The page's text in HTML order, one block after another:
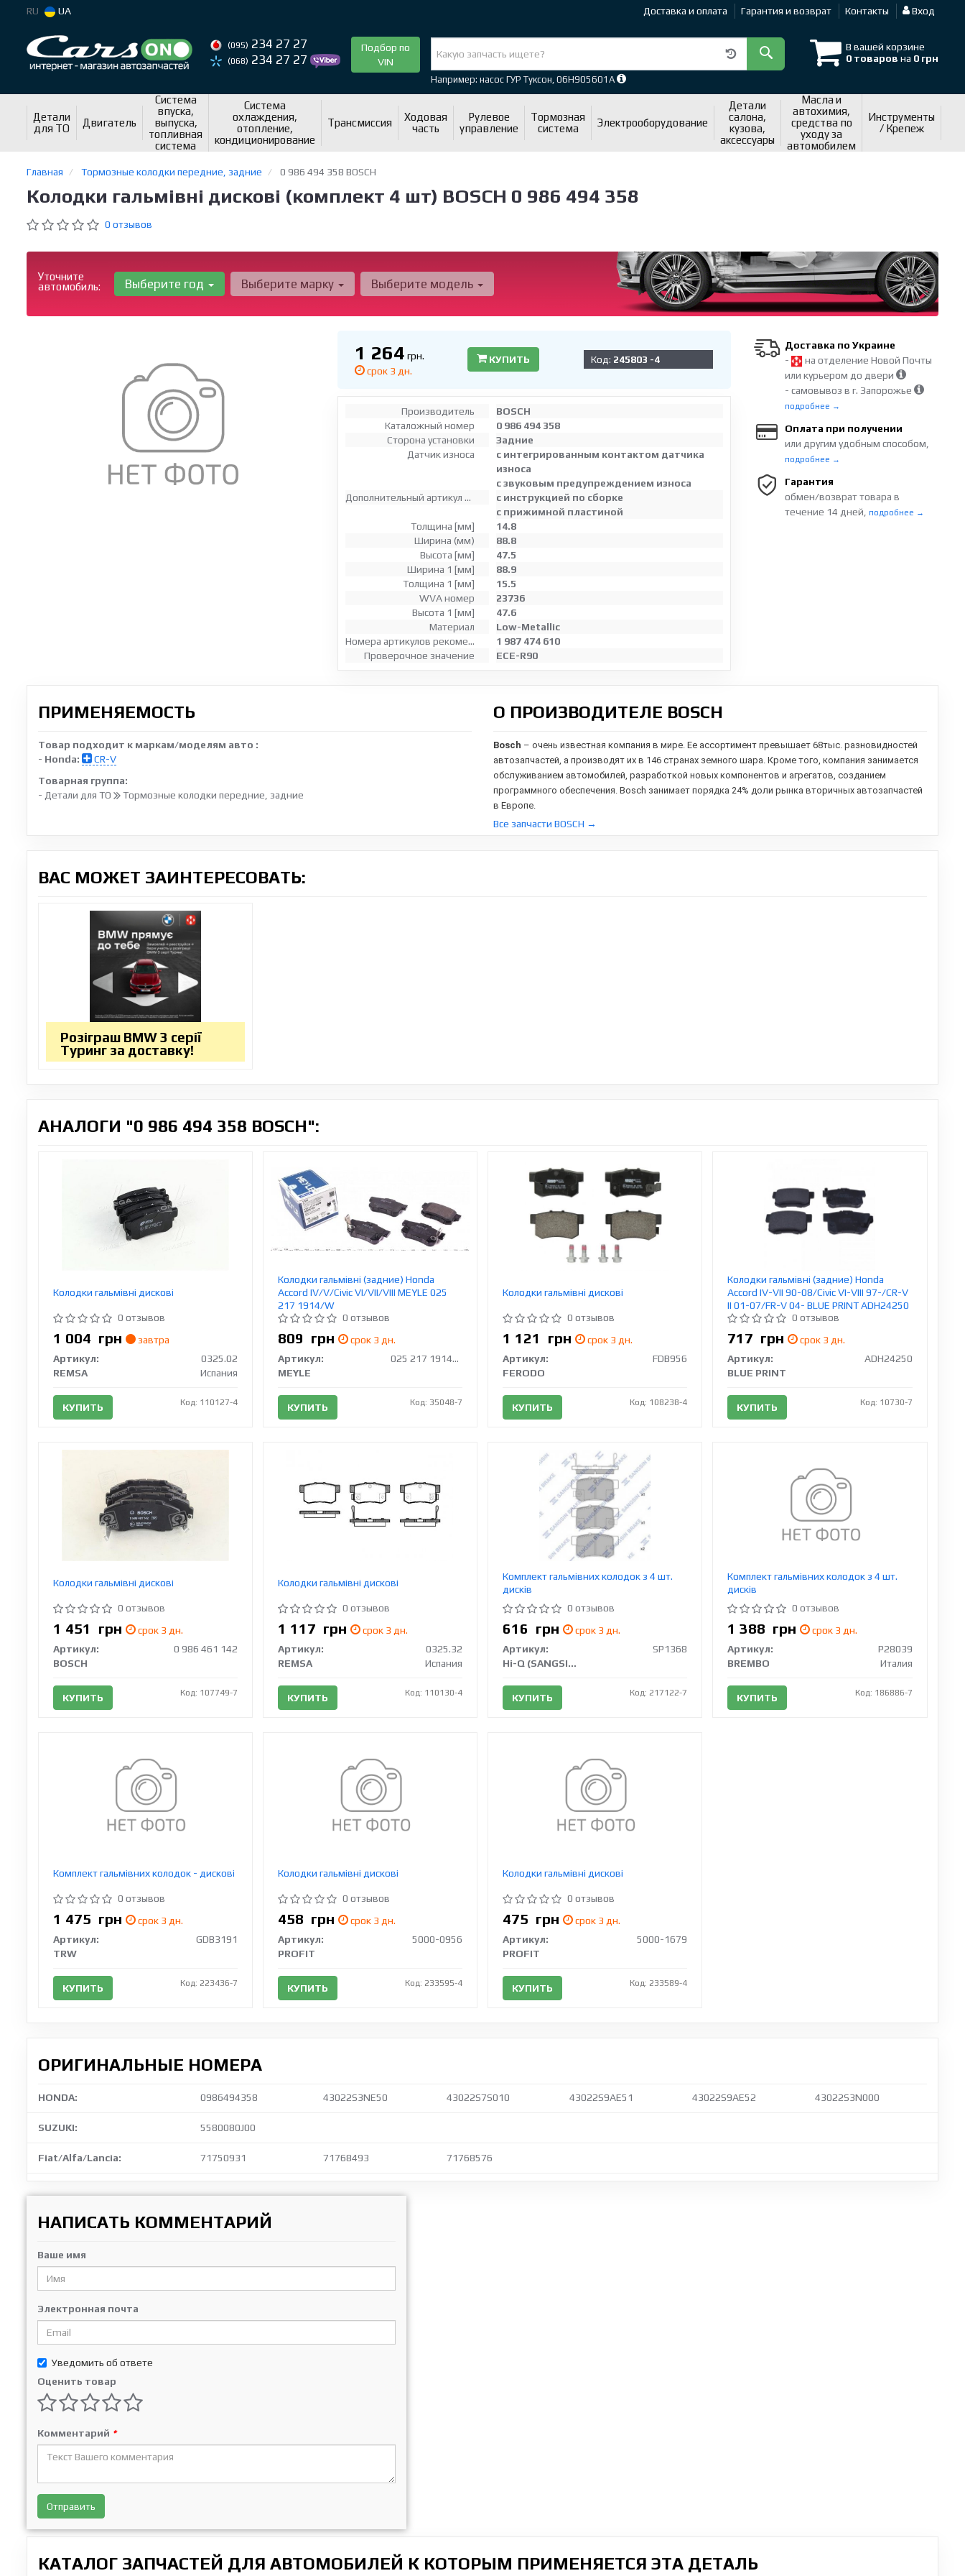
RU UA Доставка и оплата Гарантия и возврат Контакты Вход
(095) 234 27 27
(068) 234 27 27
Подбор по
VIN
В вашей корзине
0 товаров на 0 грн
Например: насос ГУР Туксон, 06H905601A
Детали
для ТО
Двигатель
Система
впуска,
выпуска,
топливная
система
Система
охлаждения,
отопление,
кондиционирование
Трансмиссия
Ходовая
часть
Рулевое
управление
Тормозная
система
Электрооборудование
Детали
салона,
кузова,
аксессуары
Масла и
автохимия,
средства по
уходу за
автомобилем
Инструменты
/ Крепеж
Главная Тормозные колодки передние, задние 0 986 494 358 BOSCH
Колодки гальмівні дискові (комплект 4 шт) BOSCH 0 986 494 358
0 отзывов
Уточните
автомобиль:
Выберите год Выберите марку Выберите модель
1 264 грн.
срок 3 дн.
КУПИТЬ Код: 245803 -4
Производитель
BOSCH
Каталожный номер
0 986 494 358
Сторона установки
Задние
Датчик износа
с интегрированным контактом датчика
износа
с звуковым предупреждением износа
Дополнительный артикул / дополнительная информация 2
с инструкцией по сборке
с прижимной пластиной
Толщина [мм]
14.8
Ширина (мм)
88.8
Высота [мм]
47.5
Ширина 1 [мм]
88.9
Толщина 1 [мм]
15.5
WVA номер
23736
Высота 1 [мм]
47.6
Материал
Low-Metallic
Номера артикулов рекомендуемых комплектующих
1 987 474 610
Проверочное значение
ECE-R90
Доставка по Украине
-
на отделение Новой Почты
или курьером до двери
- самовывоз в г. Запорожье
подробнее →
Оплата при получении
или другим удобным способом,
подробнее →
Гарантия
обмен/возврат товара в
течение 14 дней,
подробнее →
ПРИМЕНЯЕМОСТЬ
Товар подходит к маркам/моделям авто :
- Honda:
CR-V
Товарная группа:
- Детали для ТО
Тормозные колодки передние, задние
О ПРОИЗВОДИТЕЛЕ BOSCH
Bosch – очень известная компания в мире. Ее ассортимент превышает 68тыс. разновидностей
автозапчастей, а производят их в 146 странах земного шара. Кроме того, компания занимается
обслуживанием автомобилей, разработкой новых компонентов и агрегатов, созданием
программного обеспечения. Bosch занимает порядка 24% доли рынка вторичных автозапчастей
в Европе.
Все запчасти BOSCH →
ВАС МОЖЕТ ЗАИНТЕРЕСОВАТЬ:
Розіграш BMW 3 серії
Туринг за доставку!
АНАЛОГИ "0 986 494 358 BOSCH":
Колодки гальмівні дискові
0 отзывов
1 004 грн
завтра
Артикул:
0325.02
REMSA
Испания
КУПИТЬ Код: 110127-4
Колодки гальмівні (задние) Honda
Accord IV/V/Civic VI/VII/VIII MEYLE 025
217 1914/W
0 отзывов
809 грн
срок 3 дн.
Артикул:
025 217 1914/W
MEYLE
КУПИТЬ Код: 35048-7
Колодки гальмівні дискові
0 отзывов
1 121 грн
срок 3 дн.
Артикул:
FDB956
FERODO
КУПИТЬ Код: 108238-4
Колодки гальмівні (задние) Honda
Accord IV-VII 90-08/Civic VI-VIII 97-/CR-V
II 01-07/FR-V 04- BLUE PRINT ADH24250
0 отзывов
717 грн
срок 3 дн.
Артикул:
ADH24250
BLUE PRINT
КУПИТЬ Код: 10730-7
Колодки гальмівні дискові
0 отзывов
1 451 грн
срок 3 дн.
Артикул:
0 986 461 142
BOSCH
КУПИТЬ Код: 107749-7
Колодки гальмівні дискові
0 отзывов
1 117 грн
срок 3 дн.
Артикул:
0325.32
REMSA
Испания
КУПИТЬ Код: 110130-4
Комплект гальмівних колодок з 4 шт.
дисків
0 отзывов
616 грн
срок 3 дн.
Артикул:
SP1368
Hi-Q (SANGSIN)
КУПИТЬ Код: 217122-7
Комплект гальмівних колодок з 4 шт.
дисків
0 отзывов
1 388 грн
срок 3 дн.
Артикул:
P28039
BREMBO
Италия
КУПИТЬ Код: 186886-7
Комплект гальмівних колодок - дискові
0 отзывов
1 475 грн
срок 3 дн.
Артикул:
GDB3191
TRW
КУПИТЬ Код: 223436-7
Колодки гальмівні дискові
0 отзывов
458 грн
срок 3 дн.
Артикул:
5000-0956
PROFIT
КУПИТЬ Код: 233595-4
Колодки гальмівні дискові
0 отзывов
475 грн
срок 3 дн.
Артикул:
5000-1679
PROFIT
КУПИТЬ Код: 233589-4
ОРИГИНАЛЬНЫЕ НОМЕРА
HONDA: 0986494358 43022S3NE50 43022S7S010 43022S9AE51 43022S9AE52 43022S3N000
SUZUKI: 5580080J00
Fiat/Alfa/Lancia: 71750931 71768493 71768576
НАПИСАТЬ КОММЕНТАРИЙ
Ваше имя
Электронная почта
Уведомить об ответе
Оценить товар
Комментарий *
Отправить
КАТАЛОГ ЗАПЧАСТЕЙ ДЛЯ АВТОМОБИЛЕЙ К КОТОРЫМ ПРИМЕНЯЕТСЯ ЭТА ДЕТАЛЬ